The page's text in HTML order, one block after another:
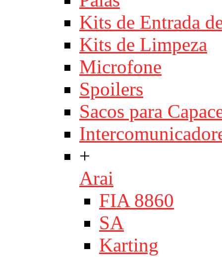
Kits de Entrada
Kits de Limpeza
Microfone
Spoilers
Sacos para
+
Arai
FIA 8860
SA
Karting